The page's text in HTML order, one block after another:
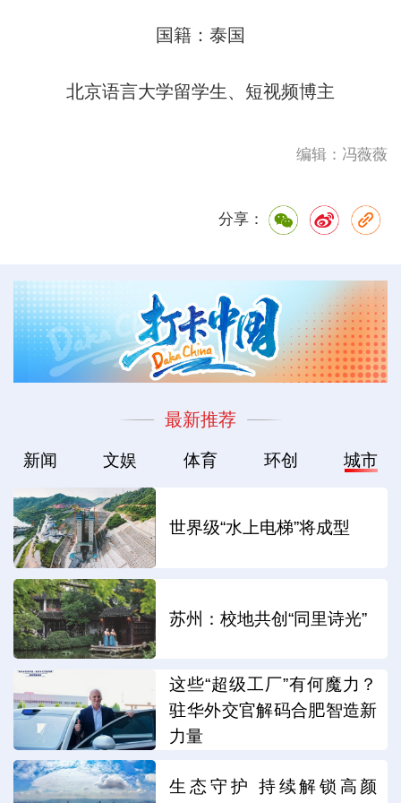
国籍：泰国
北京语言大学留学生、短视频博主
编辑：冯薇薇
分享：
最新推荐
新闻 文娱 体育 环创 城市
世界级“水上电梯”将成型
苏州：校地共创“同里诗光”
这些“超级工厂”有何魔力？
驻华外交官解码合肥智造新
力量
生态守护 持续解锁高颜